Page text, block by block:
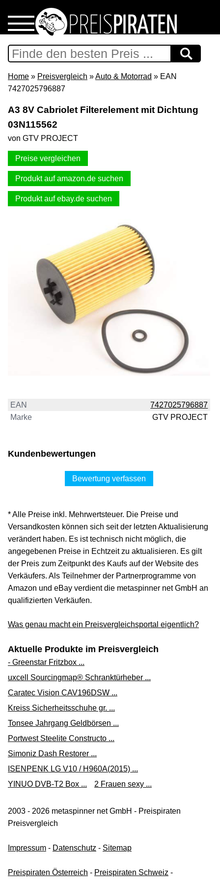
Home
Download
Support & Newsletter
Presse
Datenschutz
Impressum
Home » Preisvergleich »Auto & Motorrad » EAN
7427025796887
A3 8V Cabriolet Filterelement mit Dichtung
03N115562
von GTV PROJECT
Preise vergleichen
Produkt auf amazon.de suchen
Produkt auf ebay.de suchen
EAN
7427025796887
Marke
GTV PROJECT
Kundenbewertungen
Bewertung verfassen
* Alle Preise inkl. Mehrwertsteuer. Die Preise und
Versandkosten können sich seit der letzten Aktualisierung
verändert haben. Es ist technisch nicht möglich, die
angegebenen Preise in Echtzeit zu aktualisieren. Es gilt
der Preis zum Zeitpunkt des Kaufs auf der Website des
Verkäufers. Als Teilnehmer der Partnerprogramme von
Amazon und eBay verdient die metaspinner net GmbH an
qualifizierten Verkäufen.
Was genau macht ein Preisvergleichsportal eigentlich?
Aktuelle Produkte im Preisvergleich
- Greenstar Fritzbox ...
uxcell Sourcingmap® Schranktürheber ...
Caratec Vision CAV196DSW ...
Kreiss Sicherheitsschuhe gr. ...
Tonsee Jahrgang Geldbörsen ...
Portwest Steelite Constructo ...
Simoniz Dash Restorer ...
ISENPENK LG V10 / H960A(2015) ...
YINUO DVB-T2 Box ...
2 Frauen sexy ...
2003 - 2026 metaspinner net GmbH - Preispiraten
Preisvergleich
Impressum - Datenschutz - Sitemap
Preispiraten Österreich - Preispiraten Schweiz -